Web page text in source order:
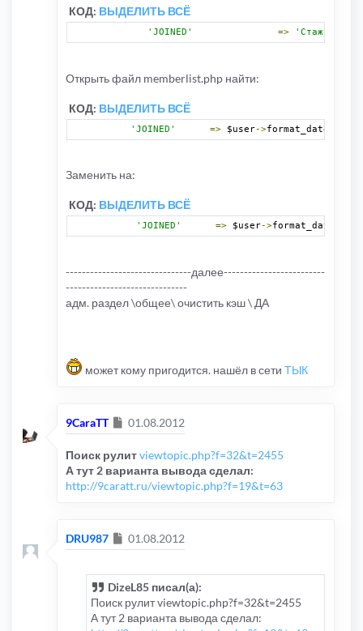
КОД: ВЫДЕЛИТЬ ВСЁ
'JOINED' => 'Стаж'
Открыть файл memberlist.php найти:
КОД: ВЫДЕЛИТЬ ВСЁ
'JOINED' => $user->format_date
Заменить на:
КОД: ВЫДЕЛИТЬ ВСЁ
'JOINED' => $user->
-------------------------------далее-------------------------
------------------------------
адм. раздел \общее\ очистить кэш \ ДА
может кому пригодится. нашёл в сети ТЫК
9CaraTT Сообщение
01.08.2012
Поиск рулитviewtopic.php?f=32&t=2455
А тут 2 варианта вывода сделал:
http://9caratt.ru/viewtopic.php?f=19&t=63
DRU987 Сообщение
01.08.2012
DizeL85 писал(а):
Поиск рулит viewtopic.php?f=32&t=2455
А тут 2 варианта вывода сделал: